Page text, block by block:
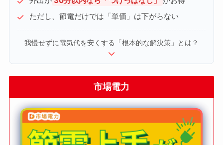
ただし、節電だけでは「単価」は下がらない
我慢せずに電気代を安くする「根本的な解決策」とは？
市場電力